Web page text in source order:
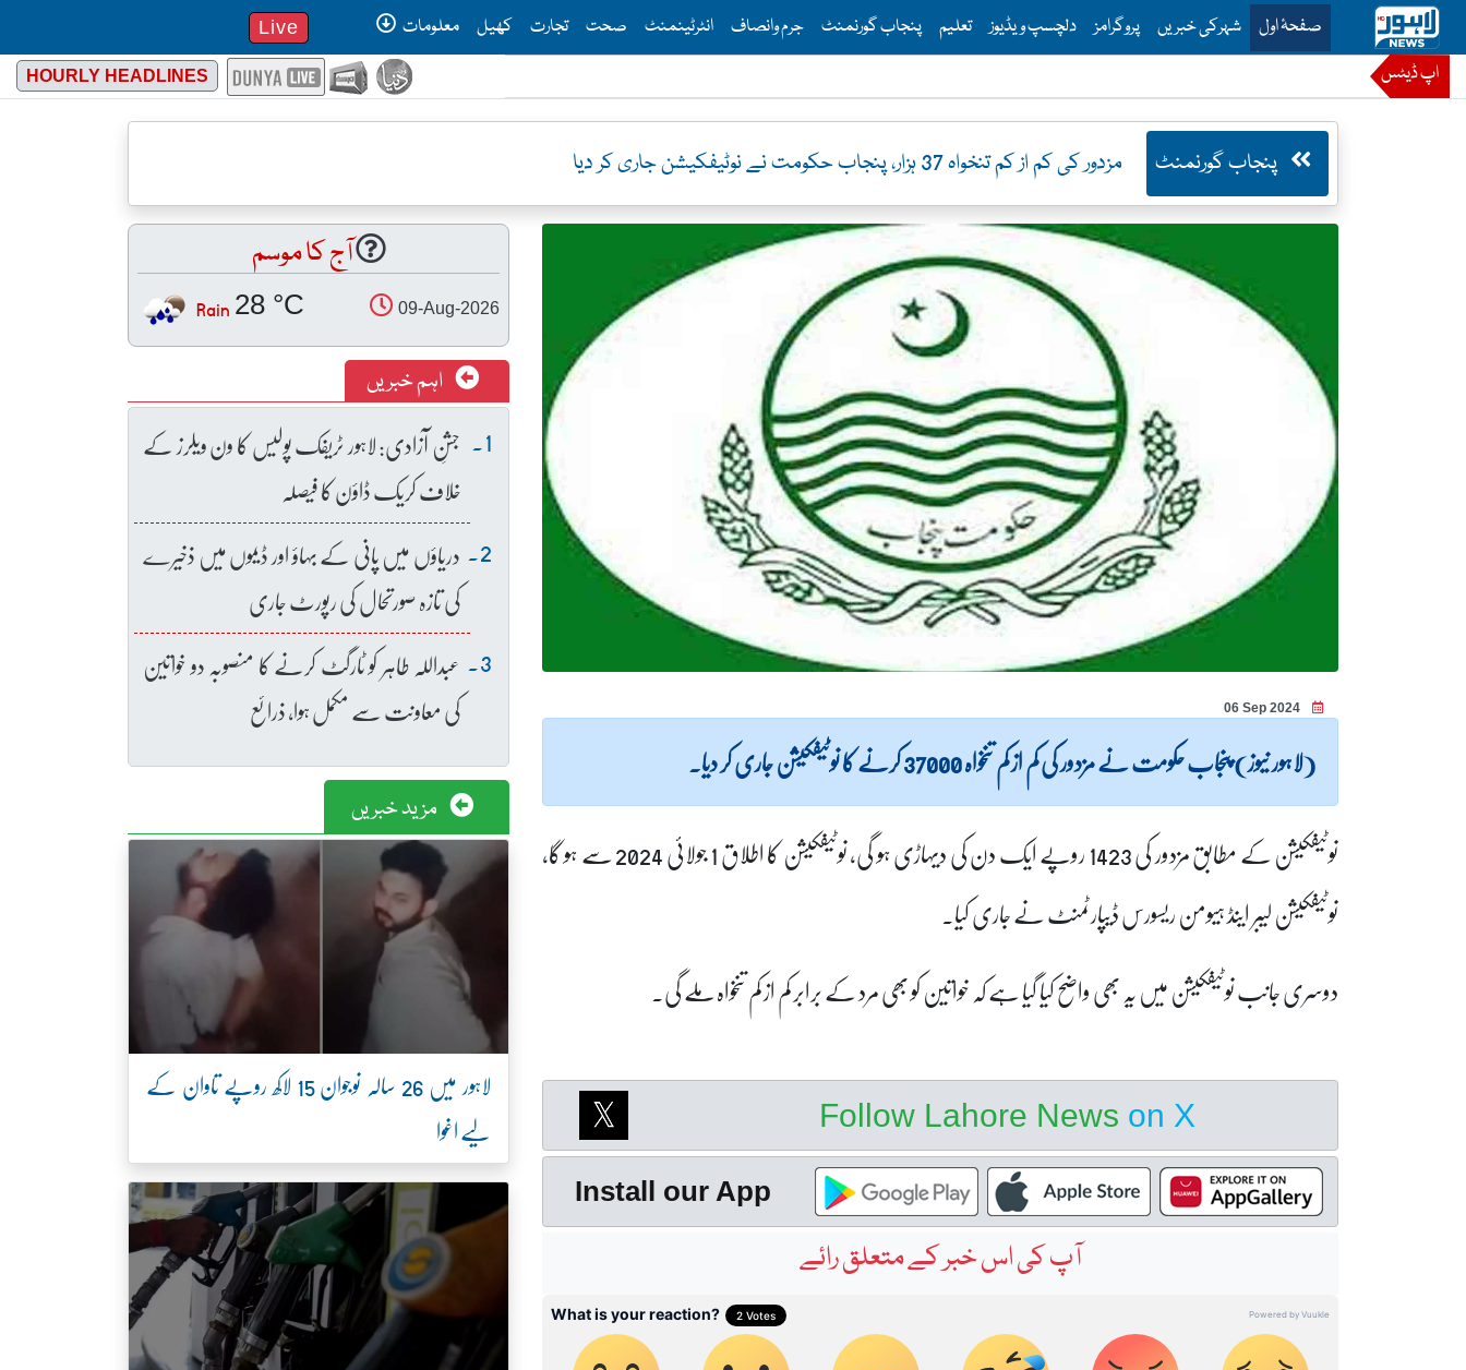
صفحۂ اولThis is the main menu for Lahore News
شہرکی خبریں پروگرامز دلچسپ ویڈیوز تعلیم پنجاب گورنمنٹ جرم وانصاف انٹرٹینمنٹ صحت تجارت کھیل معلومات Live
اپ ڈیٹس HOURLY HEADLINES
پنجاب گورنمنٹ مزدور کی کم از کم تنخواہ 37 ہزار، پنجاب حکومت نے نوٹیفکیشن جاری کر دیا
06 Sep 2024
(لاہور نیوز) پنجاب حکومت نے مزدور کی کم از کم تنخواہ 37000 کرنے کا نوٹیفکیشن جاری کر دیا۔
نوٹیفکیشن کے مطابق مزدور کی 1423 روپے ایک دن کی دیہاڑی ہو گی، نوٹیفکیشن کا اطلاق 1 جولائی 2024 سے ہو گا،
نوٹیفکیشن لیبر اینڈ ہیومن ریسورس ڈیپارٹمنٹ نے جاری کیا۔
دوسری جانب نوٹیفکیشن میں یہ بھی واضح کیا گیا ہے کہ خواتین کو بھی مرد کے برابر کم از کم تنخواہ ملے گی۔
Follow Lahore News on X
Install our App
آپ کی اس خبر کے متعلق رائے
آج کا موسم
09-Aug-2026
28 °C
Rain
اہم خبریں
جشنِ آزادی: لاہور ٹریفک پولیس کا ون ویلرز کے
خلاف کریک ڈاؤن کا فیصلہ
دریاؤں میں پانی کے بہاؤ اور ڈیموں میں ذخیرے
کی تازہ صورتحال کی رپورٹ جاری
عبداللہ طاہر کو ٹارگٹ کرنے کا منصوبہ دو خواتین
کی معاونت سے مکمل ہوا، ذرائع
مزید خبریں
لاہور میں 26 سالہ نوجوان 15 لاکھ روپے تاوان کے
لیے اغوا